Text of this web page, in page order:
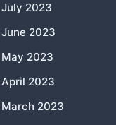
July 2023
June 2023
May 2023
April 2023
March 2023